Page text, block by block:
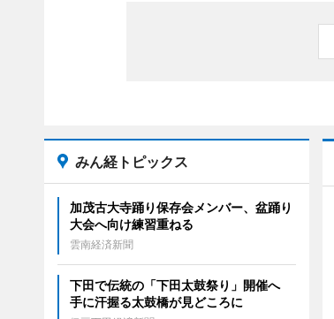
みん経トピックス
加茂古大寺踊り保存会メンバー、盆踊り
大会へ向け練習重ねる
雲南経済新聞
下田で伝統の「下田太鼓祭り」開催へ
手に汗握る太鼓橋が見どころに